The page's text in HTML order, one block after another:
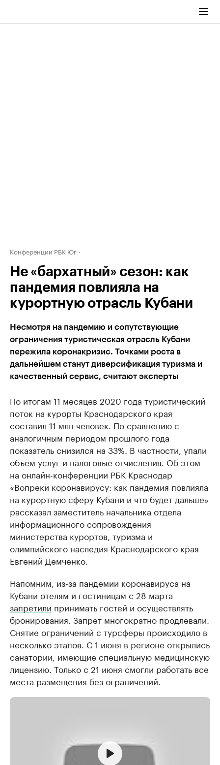
Конференции РБК Юг
Не «бархатный» сезон: как
пандемия повлияла на
курортную отрасль Кубани
Несмотря на пандемию и сопутствующие
ограничения туристическая отрасль Кубани
пережила коронакризис. Точками роста в
дальнейшем станут диверсификация туризма и
качественный сервис, считают эксперты
По итогам 11 месяцев 2020 года туристический
поток на курорты Краснодарского края
составил 11 млн человек. По сравнению с
аналогичным периодом прошлого года
показатель снизился на 33%. В частности, упали
объем услуг и налоговые отчисления. Об этом
на онлайн-конференции РБК Краснодар
«Вопреки коронавирусу: как пандемия повлияла
на курортную сферу Кубани и что будет дальше»
рассказал заместитель начальника отдела
информационного сопровождения
министерства курортов, туризма и
олимпийского наследия Краснодарского края
Евгений Демченко.
Напомним, из-за пандемии коронавируса на
Кубани отелям и гостиницам с 28 марта
запретили принимать гостей и осуществлять
бронирования. Запрет многократно продлевали.
Снятие ограничений с турсферы происходило в
несколько этапов. С 1 июня в регионе открылись
санатории, имеющие специальную медицинскую
лицензию. Только с 21 июня смогли работать все
места размещения без ограничений.